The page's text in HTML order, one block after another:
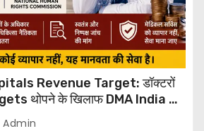
Revenue Target: डॉक्टरों
थोपने के खिलाफ DMA India का
Motu जांच की मांग
Admin